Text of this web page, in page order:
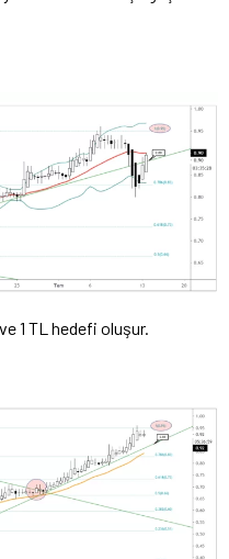
1 TL hedefi oluşur.